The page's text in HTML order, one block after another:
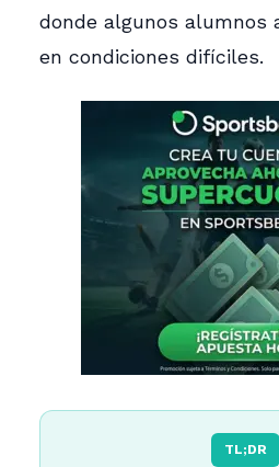
donde algunos alumnos
en condiciones difíciles.
TL;DR